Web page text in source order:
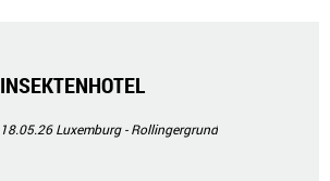
INSEKTENHOTEL
18.05.26Luxemburg - Rollingergrund